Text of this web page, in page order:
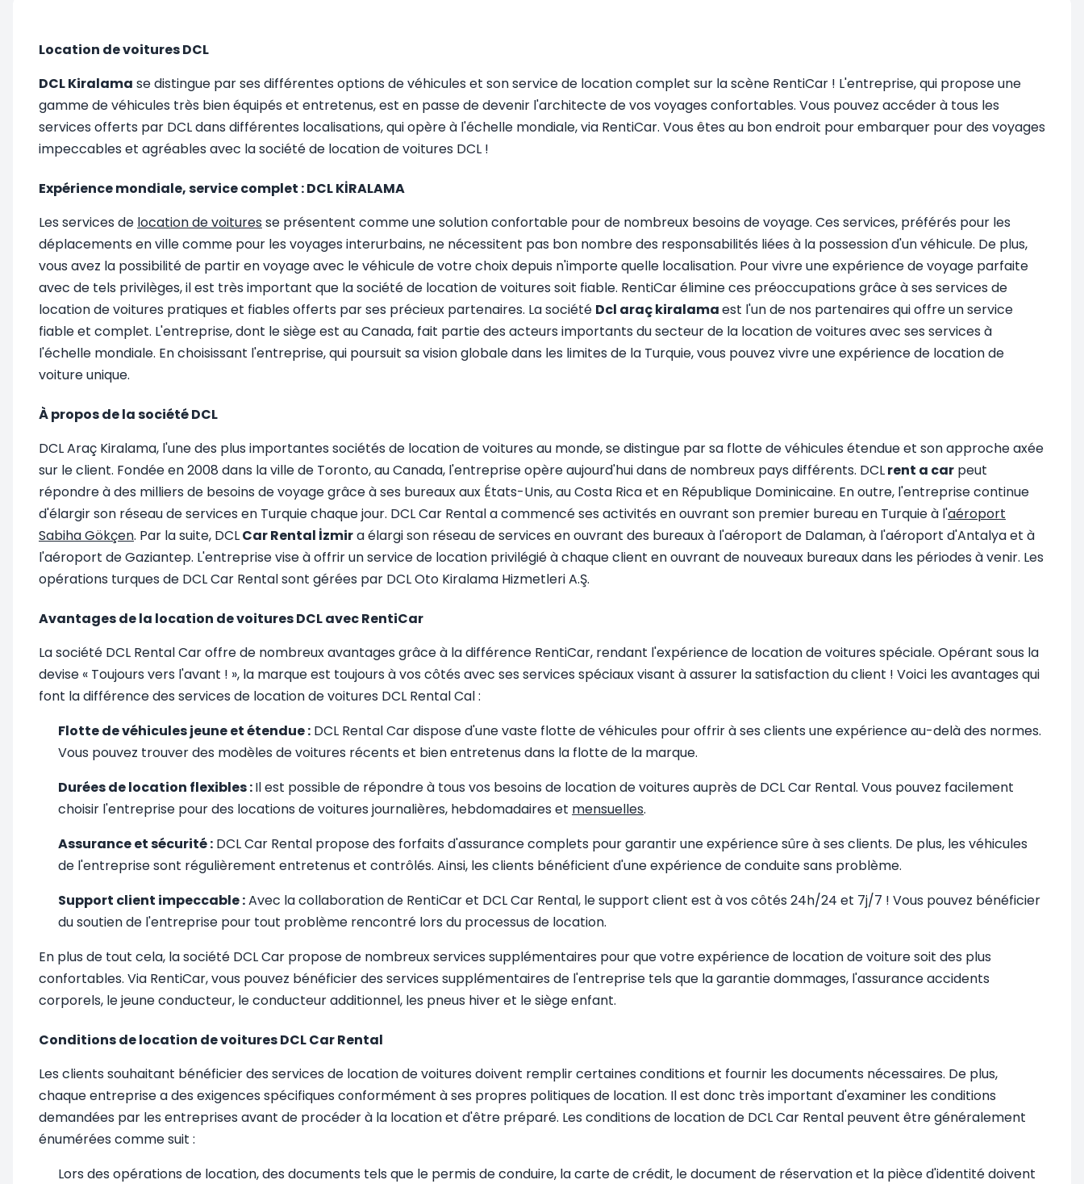
Location de voitures DCL
DCL Kiralama se distingue par ses différentes options de véhicules et son service de location complet sur la scène RentiCar ! L'entreprise, qui propose une
gamme de véhicules très bien équipés et entretenus, est en passe de devenir l'architecte de vos voyages confortables. Vous pouvez accéder à tous les
services offerts par DCL dans différentes localisations, qui opère à l'échelle mondiale, via RentiCar. Vous êtes au bon endroit pour embarquer pour des voyages
impeccables et agréables avec la société de location de voitures DCL !
Expérience mondiale, service complet : DCL KİRALAMA
Les services de location de voitures se présentent comme une solution confortable pour de nombreux besoins de voyage. Ces services, préférés pour les
déplacements en ville comme pour les voyages interurbains, ne nécessitent pas bon nombre des responsabilités liées à la possession d'un véhicule. De plus,
vous avez la possibilité de partir en voyage avec le véhicule de votre choix depuis n'importe quelle localisation. Pour vivre une expérience de voyage parfaite
avec de tels privilèges, il est très important que la société de location de voitures soit fiable. RentiCar élimine ces préoccupations grâce à ses services de
location de voitures pratiques et fiables offerts par ses précieux partenaires. La société Dcl araç kiralamaest l'un de nos partenaires qui offre un service
fiable et complet. L'entreprise, dont le siège est au Canada, fait partie des acteurs importants du secteur de la location de voitures avec ses services à
l'échelle mondiale. En choisissant l'entreprise, qui poursuit sa vision globale dans les limites de la Turquie, vous pouvez vivre une expérience de location de
voiture unique.
À propos de la société DCL
DCL Araç Kiralama, l'une des plus importantes sociétés de location de voitures au monde, se distingue par sa flotte de véhicules étendue et son approche axée
sur le client. Fondée en 2008 dans la ville de Toronto, au Canada, l'entreprise opère aujourd'hui dans de nombreux pays différents. DCLrent a car peut
répondre à des milliers de besoins de voyage grâce à ses bureaux aux États-Unis, au Costa Rica et en République Dominicaine. En outre, l'entreprise continue
d'élargir son réseau de services en Turquie chaque jour. DCL Car Rental a commencé ses activités en ouvrant son premier bureau en Turquie à l'aéroport
Sabiha Gökçen. Par la suite, DCLCar Rental İzmira élargi son réseau de services en ouvrant des bureaux à l'aéroport de Dalaman, à l'aéroport d'Antalya et à
l'aéroport de Gaziantep. L'entreprise vise à offrir un service de location privilégié à chaque client en ouvrant de nouveaux bureaux dans les périodes à venir. Les
opérations turques de DCL Car Rental sont gérées par DCL Oto Kiralama Hizmetleri A.Ş.
Avantages de la location de voitures DCL avec RentiCar
La société DCL Rental Car offre de nombreux avantages grâce à la différence RentiCar, rendant l'expérience de location de voitures spéciale. Opérant sous la
devise « Toujours vers l'avant ! », la marque est toujours à vos côtés avec ses services spéciaux visant à assurer la satisfaction du client ! Voici les avantages qui
font la différence des services de location de voitures DCL Rental Cal :
Flotte de véhicules jeune et étendue : DCL Rental Car dispose d'une vaste flotte de véhicules pour offrir à ses clients une expérience au-delà des normes.
Vous pouvez trouver des modèles de voitures récents et bien entretenus dans la flotte de la marque.
Durées de location flexibles :Il est possible de répondre à tous vos besoins de location de voitures auprès de DCL Car Rental. Vous pouvez facilement
choisir l'entreprise pour des locations de voitures journalières, hebdomadaires et mensuelles.
Assurance et sécurité : DCL Car Rental propose des forfaits d'assurance complets pour garantir une expérience sûre à ses clients. De plus, les véhicules
de l'entreprise sont régulièrement entretenus et contrôlés. Ainsi, les clients bénéficient d'une expérience de conduite sans problème.
Support client impeccable :Avec la collaboration de RentiCar et DCL Car Rental, le support client est à vos côtés 24h/24 et 7j/7 ! Vous pouvez bénéficier
du soutien de l'entreprise pour tout problème rencontré lors du processus de location.
En plus de tout cela, la société DCL Car propose de nombreux services supplémentaires pour que votre expérience de location de voiture soit des plus
confortables. Via RentiCar, vous pouvez bénéficier des services supplémentaires de l'entreprise tels que la garantie dommages, l'assurance accidents
corporels, le jeune conducteur, le conducteur additionnel, les pneus hiver et le siège enfant.
Conditions de location de voitures DCL Car Rental
Les clients souhaitant bénéficier des services de location de voitures doivent remplir certaines conditions et fournir les documents nécessaires. De plus,
chaque entreprise a des exigences spécifiques conformément à ses propres politiques de location. Il est donc très important d'examiner les conditions
demandées par les entreprises avant de procéder à la location et d'être préparé. Les conditions de location de DCL Car Rental peuvent être généralement
énumérées comme suit :
Lors des opérations de location, des documents tels que le permis de conduire, la carte de crédit, le document de réservation et la pièce d'identité doivent